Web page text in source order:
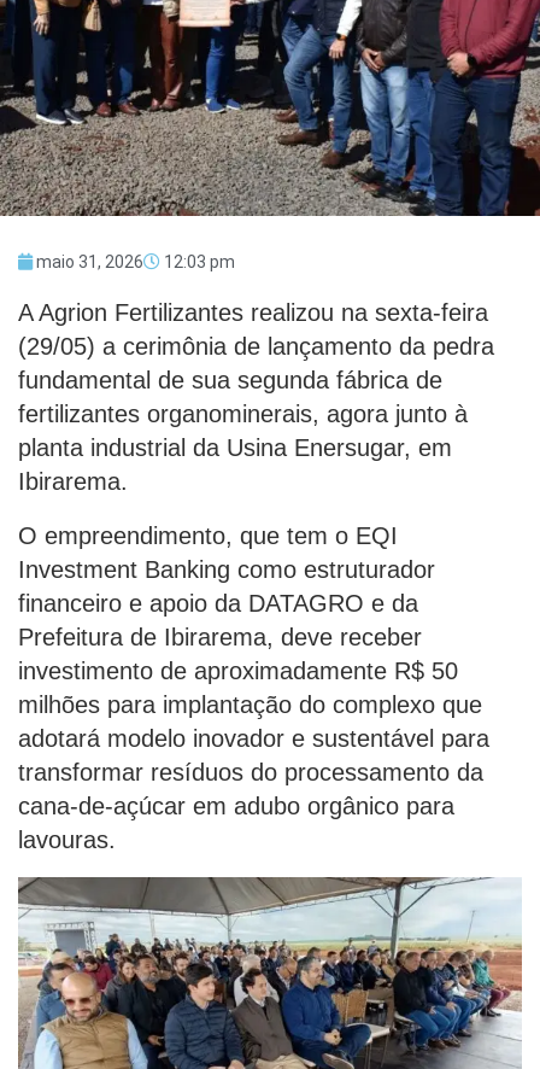
maio 31, 2026 12:03 pm
A Agrion Fertilizantes realizou na sexta-feira
(29/05) a cerimônia de lançamento da pedra
fundamental de sua segunda fábrica de
fertilizantes organominerais, agora junto à
planta industrial da Usina Enersugar, em
Ibirarema.
O empreendimento, que tem o EQI
Investment Banking como estruturador
financeiro e apoio da DATAGRO e da
Prefeitura de Ibirarema, deve receber
investimento de aproximadamente R$ 50
milhões para implantação do complexo que
adotará modelo inovador e sustentável para
transformar resíduos do processamento da
cana-de-açúcar em adubo orgânico para
lavouras.